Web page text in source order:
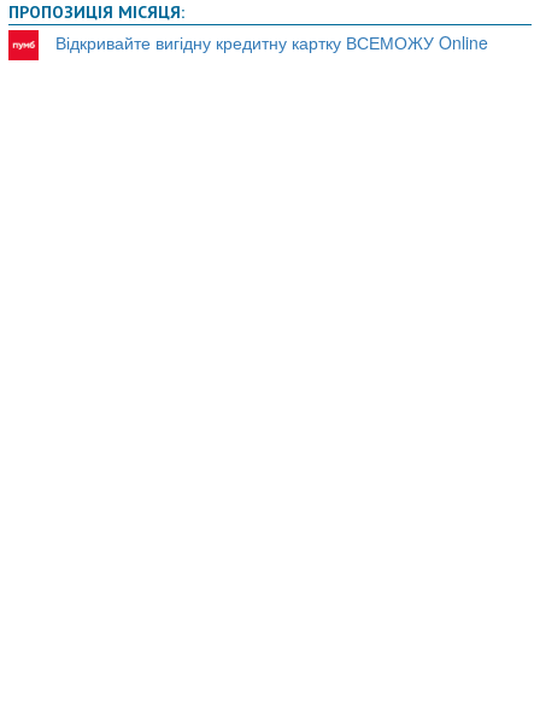
ПРОПОЗИЦІЯ МІСЯЦЯ:
Відкривайте вигідну кредитну картку ВСЕМОЖУ Online